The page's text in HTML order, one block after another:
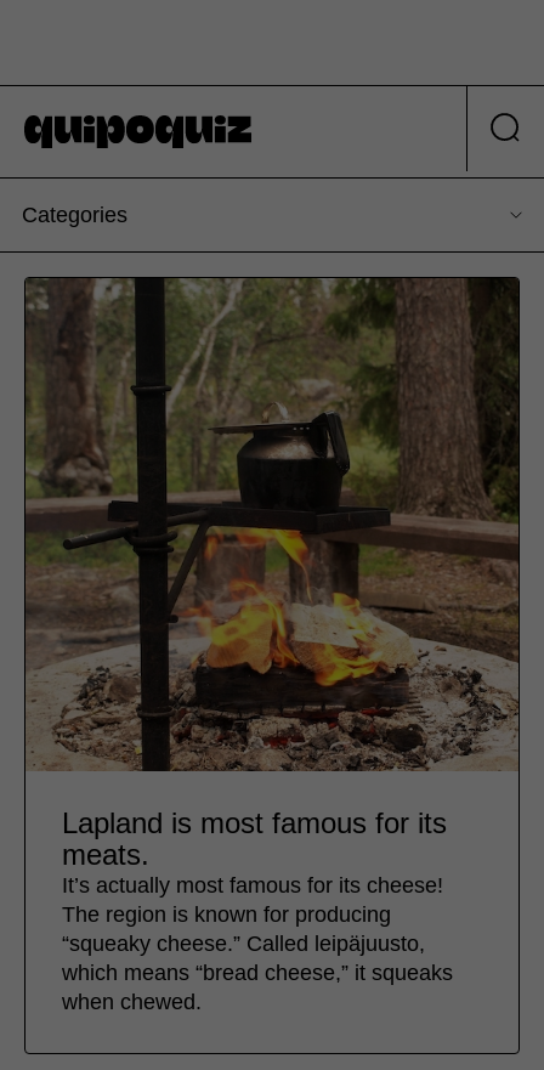
Categories
Lapland is most famous for its
meats.
It’s actually most famous for its cheese!
The region is known for producing
“squeaky cheese.” Called leipäjuusto,
which means “bread cheese,” it squeaks
when chewed.